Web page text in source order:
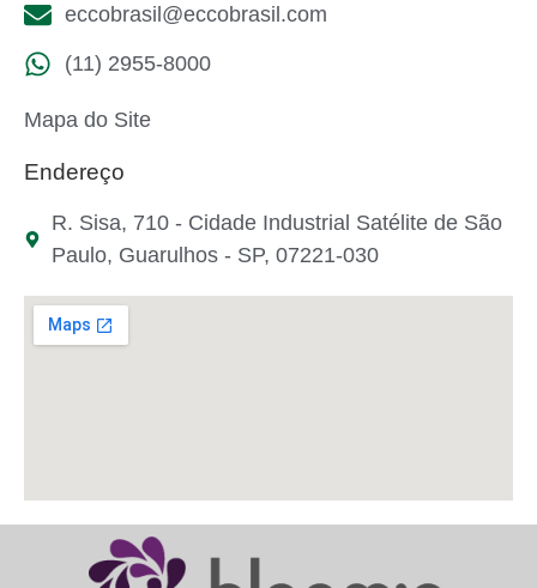
eccobrasil@eccobrasil.com
(11) 2955-8000
Mapa do Site
Endereço
R. Sisa, 710 - Cidade Industrial Satélite de São
Paulo, Guarulhos - SP, 07221-030